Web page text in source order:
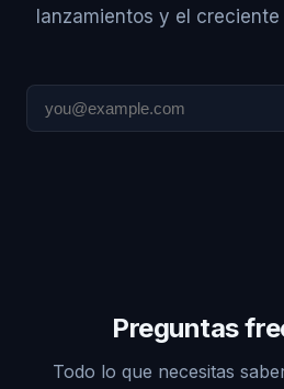
lanzamientos y el
Preguntas
Todo lo que necesitas